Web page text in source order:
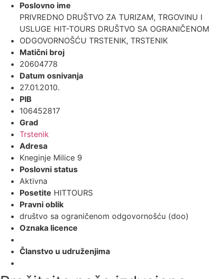
Poslovno ime
PRIVREDNO DRUŠTVO ZA TURIZAM, TRGOVINU I
USLUGE HIT-TOURS DRUŠTVO SA OGRANIČENOM
ODGOVORNOŠĆU TRSTENIK, TRSTENIK
Matični broj
20604778
Datum osnivanja
27.01.2010.
PIB
106452817
Grad
Trstenik
Adresa
Kneginje Milice 9
Poslovni status
Aktivna
Posetite HITTOURS
Pravni oblik
društvo sa ograničenom odgovornošću (doo)
Oznaka licence
Članstvo u udruženjima